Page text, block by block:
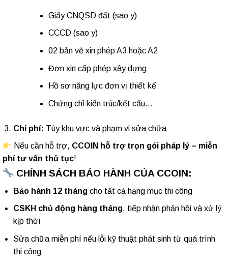
Giấy CNQSD đất (sao y)
CCCD (sao y)
02 bản vẽ xin phép A3 hoặc A2
Đơn xin cấp phép xây dựng
Hồ sơ năng lực đơn vị thiết kế
Chứng chỉ kiến trúc/kết cấu…
Chi phí: Tùy khu vực và phạm vi sửa chữa
Nếu cần hỗ trợ, CCOIN hỗ trợ trọn gói pháp lý – miễn
phí tư vấn thủ tục!
CHÍNH SÁCH BẢO HÀNH CỦA CCOIN:
Bảo hành 12 tháng cho tất cả hạng mục thi công
CSKH chủ động hàng tháng, tiếp nhận phản hồi và xử lý
kịp thời
Sửa chữa miễn phí nếu lỗi kỹ thuật phát sinh từ quá trình
thi công